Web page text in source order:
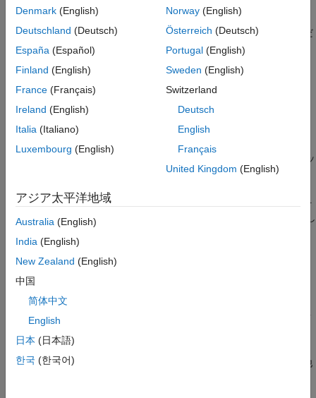
コマンド ラインと オプション ファイル: オプション
includeを使用します。 コマンド ライン情報を参照してくだ
さい。
このオプションを使用する理由
すべてのソース ファイルでファイルを
の理由があります。
たとえば、コンパイル エラーに関するすべての回避方法を 1 つ
のヘッダー ファイルにまとめることができます。解析にこのヘッ
ダー ファイルを指定するには、このオプションを使用します。
ために、コンパイルの問題が発生しているとします。この問題を
回避するには、ヘッダー ファイルでそのキーワードを
し
設定
既定値なし
解析に関係するそれぞれのファイルにインクルードされるファイ
ル名を指定します。
この場合も、Polyspace は
などの他
Denmark (English)
Deutschland (Deutsch)
España (Español)
Finland (English)
France (Français)
Ireland (English)
Italia (Italiano)
Luxembourg (English)
Norway(English)
Österreich (Deutsch)
Portugal(English)
Sweden (English)
Switzerland
Deutsch
English
Français
United Kingdom (English)
アジア太平洋地域
Australia (English)
India (English)
New Zealand (English)
中国
简体中文
English
日本 (日本語)
한국 (한국어)